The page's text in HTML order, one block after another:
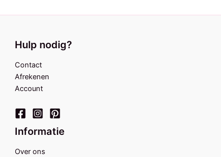
Hulp nodig?
Contact
Afrekenen
Account
Informatie
Over ons